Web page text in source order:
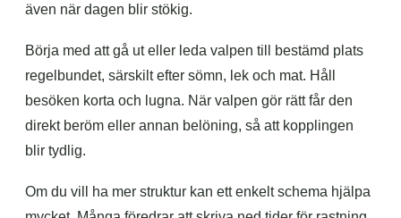
även när dagen blir stökig.
Börja med att gå ut eller leda valpen till bestämd plats
regelbundet, särskilt efter sömn, lek och mat. Håll
besöken korta och lugna. När valpen gör rätt får den
direkt beröm eller annan belöning, så att kopplingen
blir tydlig.
Om du vill ha mer struktur kan ett enkelt schema hjälpa